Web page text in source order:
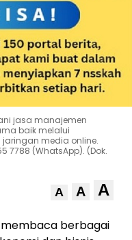
jasa manajemen
baik melalui
jaringan media online.
7788 (WhatsApp). (Dok.
A A A
berbagai